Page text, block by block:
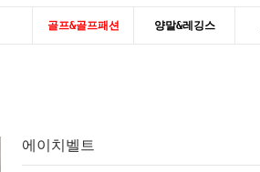
골프&골프패션 양말&레깅스
에이치벨트